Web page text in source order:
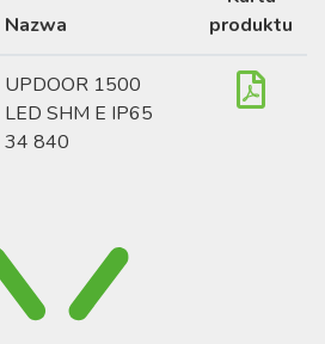
Nazwa
produktu
UPDOOR 1500
LED SHM E IP65
34 840